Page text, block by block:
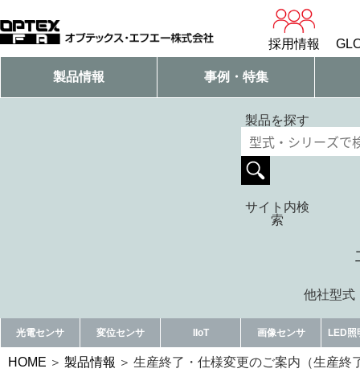
採用情報
製品情報 事例・特集
製品を探す
サイト内検
索
他社型式
光電センサ 変位センサ IIoT 画像センサ LED照
HOME 製品情報 生産終了・仕様変更のご案内（生産終